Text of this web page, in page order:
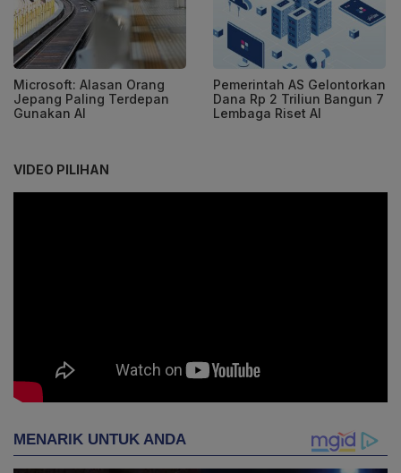
Microsoft: Alasan Orang
Jepang Paling Terdepan
Gunakan AI
Pemerintah AS Gelontorkan
Dana Rp 2 Triliun Bangun 7
Lembaga Riset AI
VIDEO PILIHAN